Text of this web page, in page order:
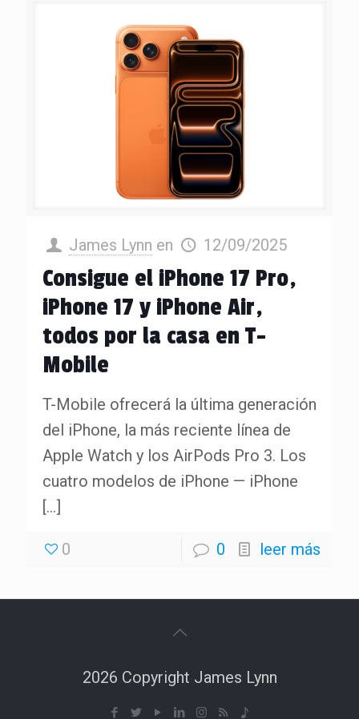
James Lynn en 12/09/2025
Consigue el iPhone 17 Pro,
iPhone 17 y iPhone Air,
todos por la casa en T-
Mobile
T-Mobile ofrecerá la última generación
del iPhone, la más reciente línea de
Apple Watch y los AirPods Pro 3. Los
cuatro modelos de iPhone — iPhone
[…]
0 0 leer más
2026 Copyright James Lynn